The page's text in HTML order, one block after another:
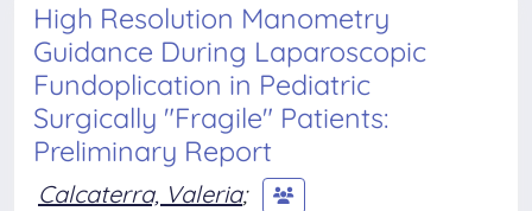
High Resolution Manometry
Guidance During Laparoscopic
Fundoplication in Pediatric
Surgically "Fragile" Patients:
Preliminary Report
Calcaterra, Valeria;